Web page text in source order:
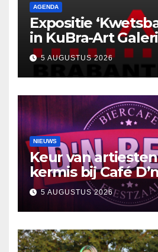
AGENDA
Expositie
in KuBra-Art
uit tot
reflectie
5 AUGUSTUS 2026
NIEUWS
Keur van
kermis bij Café
5 AUGUSTUS 2026